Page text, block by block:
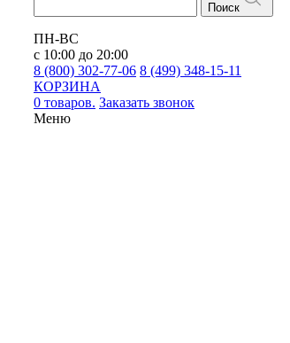
Поиск
ПН-ВС
с 10:00 до 20:00
8 (800) 302-77-06 8 (499) 348-15-11
КОРЗИНА
0 товаров. Заказать звонок
Меню